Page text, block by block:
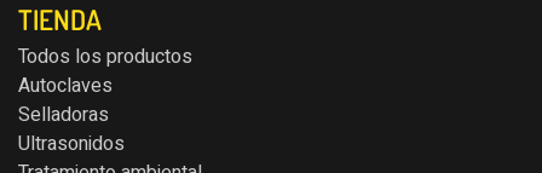
TIENDA
Todos los productos
Autoclaves
Selladoras
Ultrasonidos